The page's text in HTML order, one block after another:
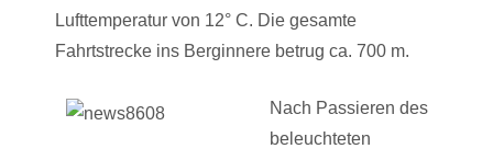
Lufttemperatur von 12° C. Die gesamte
Fahrtstrecke ins Berginnere betrug ca. 700 m.
Nach Passieren des
beleuchteten